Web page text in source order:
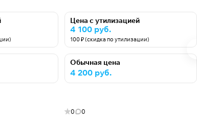
Цена с утилизацией
4 100 руб.
100 ₽ (скидка по утилизации)
Обычная цена
4 200 руб.
0 0